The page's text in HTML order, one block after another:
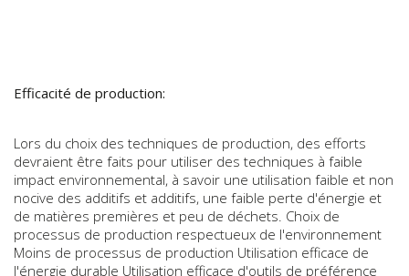
Efficacité de production:
Lors du choix des techniques de production, des efforts
devraient être faits pour utiliser des techniques à faible
impact environnemental, à savoir une utilisation faible et non
nocive des additifs et additifs, une faible perte d'énergie et
de matières premières et peu de déchets. Choix de
processus de production respectueux de l'environnement
Moins de processus de production Utilisation efficace de
l'énergie durable Utilisation efficace d'outils de préférence